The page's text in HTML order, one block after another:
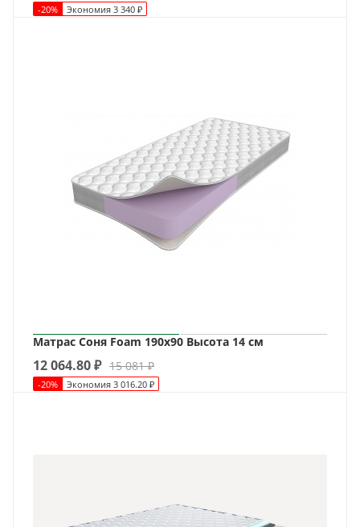
-20% Экономия 3 340 ₽
Матрас Соня Foam 190х90 Высота 14 см
12 064.80₽ 15 081₽
-20% Экономия 3 016.20 ₽